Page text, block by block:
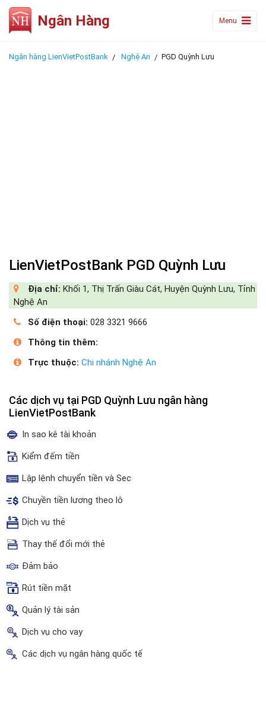
Ngân Hàng Menu
Ngân hàng LienVietPostBank Nghệ An PGD Quỳnh Lưu
LienVietPostBank PGD Quỳnh Lưu
Địa chỉ: Khối 1, Thị Trấn Giàu Cát, Huyện Quỳnh Lưu, Tỉnh
Nghệ An
Số điện thoại: 028 3321 9666
Thông tin thêm:
Trực thuộc: Chi nhánh Nghệ An
Các dịch vụ tại PGD Quỳnh Lưu ngân hàng
LienVietPostBank
In sao kê tài khoản
Kiểm đếm tiền
Lập lệnh chuyển tiền và Sec
Chuyền tiền lương theo lô
Dịch vụ thẻ
Thay thế đổi mới thẻ
Đảm bảo
Rút tiền mặt
Quản lý tài sản
Dịch vụ cho vay
Các dịch vụ ngân hàng quốc tế